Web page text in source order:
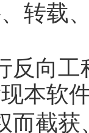
转载
反向
本软
而截